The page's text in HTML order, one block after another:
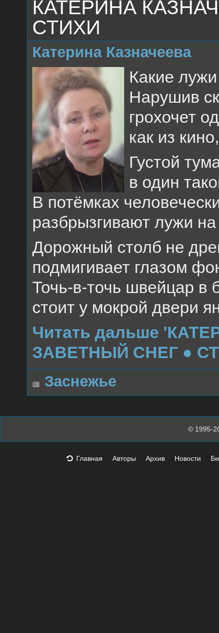
КАТЕРИНА
СТИХИ
Катерина Казначеева
Какие
Нарушив
грохочет
как из
Густой
в один
В потёмках
разбрызгивают лужи
Дорожный столб не
подмигивает глазом
Точь-в-точь швейцар
стоит у мокрой двери
Читать дальше
ЗАВЕТНЫЙ СНЕГ ●
Заснежье
© 1995-
Главная Авторы Архив Новости